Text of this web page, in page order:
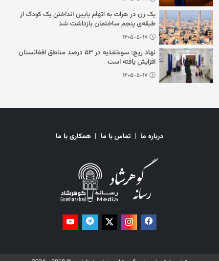
یک زن در هرات به اتهام پایین انداختن یک کودک از
طبقه‌ی پنجم ساختمان بازداشت شد
۱۴۰۵-۵-۱۷
نهاد ریچ: سوءتغذیه در ۵۳ درصد مناطق افغانستان
افزایش یافته است
۱۴۰۵-۵-۱۷
درباره ما | تماس با ما | همکاری با ما